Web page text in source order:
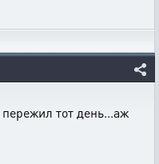
тот день...аж